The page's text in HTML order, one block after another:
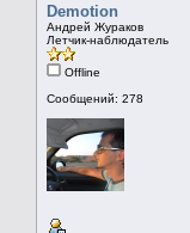
Demotion
Андрей Жураков
Летчик-наблюдатель
Offline
Сообщений: 278